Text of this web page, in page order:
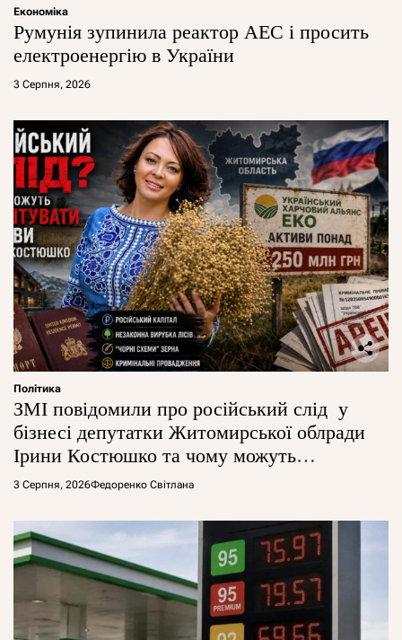
Економіка
Румунія зупинила реактор АЕС і просить
електроенергію в України
3 Серпня, 2026
Політика
ЗМІ повідомили про російський слід у
бізнесі депутатки Житомирської облради
Ірини Костюшко та чому можуть
арештувати її активи
3 Серпня, 2026Федоренко Світлана